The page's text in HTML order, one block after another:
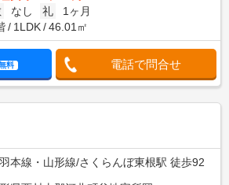
なし 礼
1ヶ月
1LDK 46.01㎡
料 電話で問合せ
本線・山形線/さくらんぼ東根駅 徒歩92